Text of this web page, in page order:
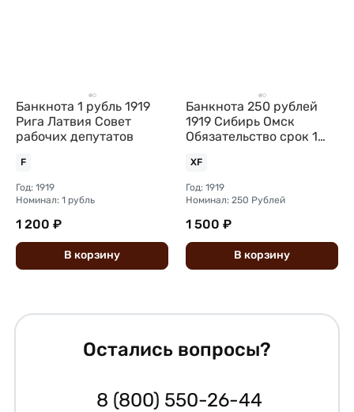
Банкнота 1 рубль 1919
Рига Латвия Совет
рабочих депутатов
F
Год: 1919
Номинал: 1 рубль
1 200 ₽
В корзину
Банкнота 250 рублей
1919 Сибирь Омск
Обязательство срок 1
Государственнаго
XF
Год: 1919
Номинал: 250 Рублей
1 500 ₽
В корзину
Остались вопросы?
8 (800) 550-26-44